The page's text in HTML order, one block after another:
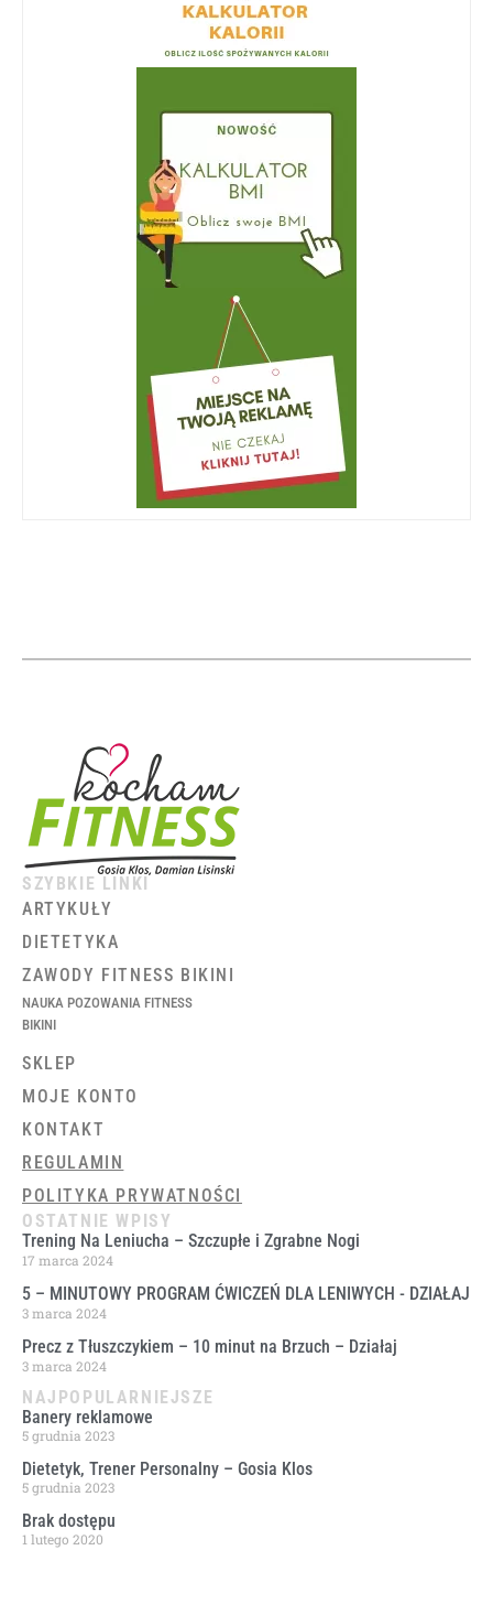
SZYBKIE LINKI
ARTYKUŁY
DIETETYKA
ZAWODY FITNESS BIKINI
NAUKA POZOWANIA FITNESS
BIKINI
SKLEP
MOJE KONTO
KONTAKT
REGULAMIN
POLITYKA PRYWATNOŚCI
OSTATNIE WPISY
Trening Na Leniucha – Szczupłe i Zgrabne Nogi
17 marca 2024
5 – MINUTOWY PROGRAM ĆWICZEŃ DLA LENIWYCH ​- DZIAŁAJ
3 marca 2024
Precz z Tłuszczykiem – 10 minut na Brzuch – Działaj
3 marca 2024
NAJPOPULARNIEJSZE
Banery reklamowe
5 grudnia 2023
Dietetyk, Trener Personalny – Gosia Klos
5 grudnia 2023
Brak dostępu
1 lutego 2020